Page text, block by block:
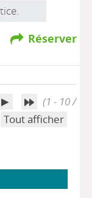
Réserver
(1 - 10 /
Tout afficher